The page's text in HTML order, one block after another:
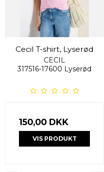
Cecil T-shirt, Lyserød
CECIL
317516-17600 Lyserød
150,00 DKK
VIS PRODUKT